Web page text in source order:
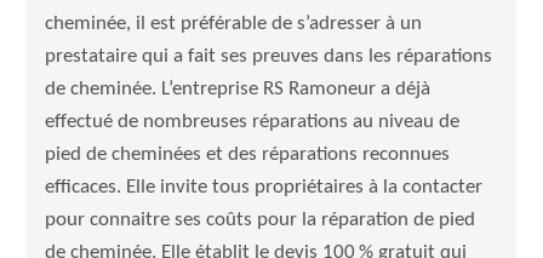
cheminée, il est préférable de s’adresser à un
prestataire qui a fait ses preuves dans les réparations
de cheminée. L’entreprise RS Ramoneur a déjà
effectué de nombreuses réparations au niveau de
pied de cheminées et des réparations reconnues
efficaces. Elle invite tous propriétaires à la contacter
pour connaitre ses coûts pour la réparation de pied
de cheminée. Elle établit le devis 100 % gratuit qui